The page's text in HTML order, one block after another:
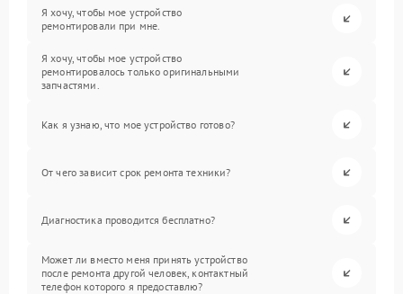
Я хочу, чтобы мое устройство
ремонтировали при мне.
Я хочу, чтобы мое устройство
ремонтировалось только оригинальными
запчастями.
Как я узнаю, что мое устройство готово?
От чего зависит срок ремонта техники?
Диагностика проводится бесплатно?
Может ли вместо меня принять устройство
после ремонта другой человек, контактный
телефон которого я предоставлю?